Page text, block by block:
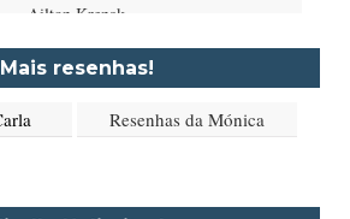
Ailton Krenak
Aimée de Jongh
Aione Simões
Mais resenhas!
Resenhas da Mónica